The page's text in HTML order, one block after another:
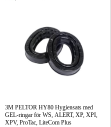
3M PELTOR HY80 Hygiensats med
GEL-ringar för WS, ALERT, XP, XPI,
XPV, ProTac, LiteCom Plus